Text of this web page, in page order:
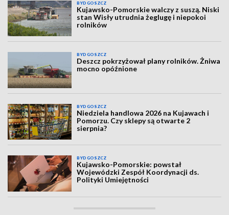
BYDGOSZCZ
Kujawsko-Pomorskie walczy z suszą. Niski
stan Wisły utrudnia żeglugę i niepokoi
rolników
BYDGOSZCZ
Deszcz pokrzyżował plany rolników. Żniwa
mocno opóźnione
BYDGOSZCZ
Niedziela handlowa 2026 na Kujawach i
Pomorzu. Czy sklepy są otwarte 2
sierpnia?
BYDGOSZCZ
Kujawsko-Pomorskie: powstał
Wojewódzki Zespół Koordynacji ds.
Polityki Umiejętności